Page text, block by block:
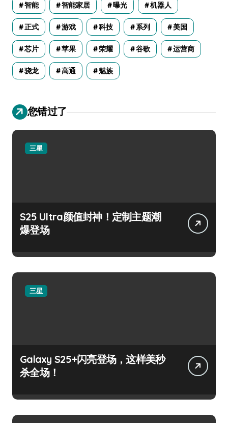
智能 智能家居 曝光 机器人
正式 游戏 科技 系列 美国
芯片 苹果 荣耀 谷歌 运营商
骁龙 高通 魅族
您错过了
三星
S25 Ultra颜值封神！定制主题潮
爆登场
三星
Galaxy S25+闪亮登场，这样美秒
杀全场！